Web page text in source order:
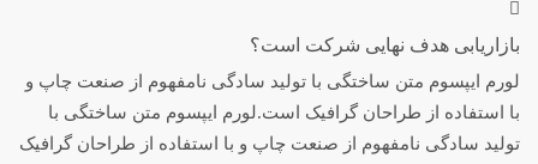
بازاریابی هدف نهایی شرکت است؟
لورم ایپسوم متن ساختگی با تولید سادگی نامفهوم از صنعت چاپ و
با استفاده از طراحان گرافیک است.لورم ایپسوم متن ساختگی با
تولید سادگی نامفهوم از صنعت چاپ و با استفاده از طراحان گرافیک